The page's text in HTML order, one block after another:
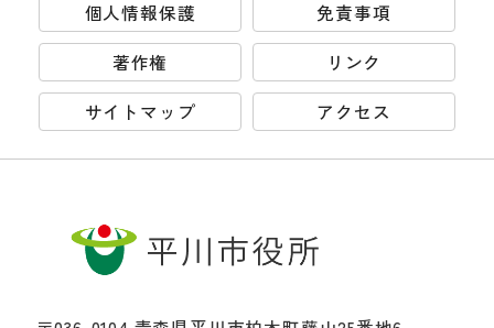
個人情報保護
免責事項
著作権
リンク
サイトマップ
アクセス